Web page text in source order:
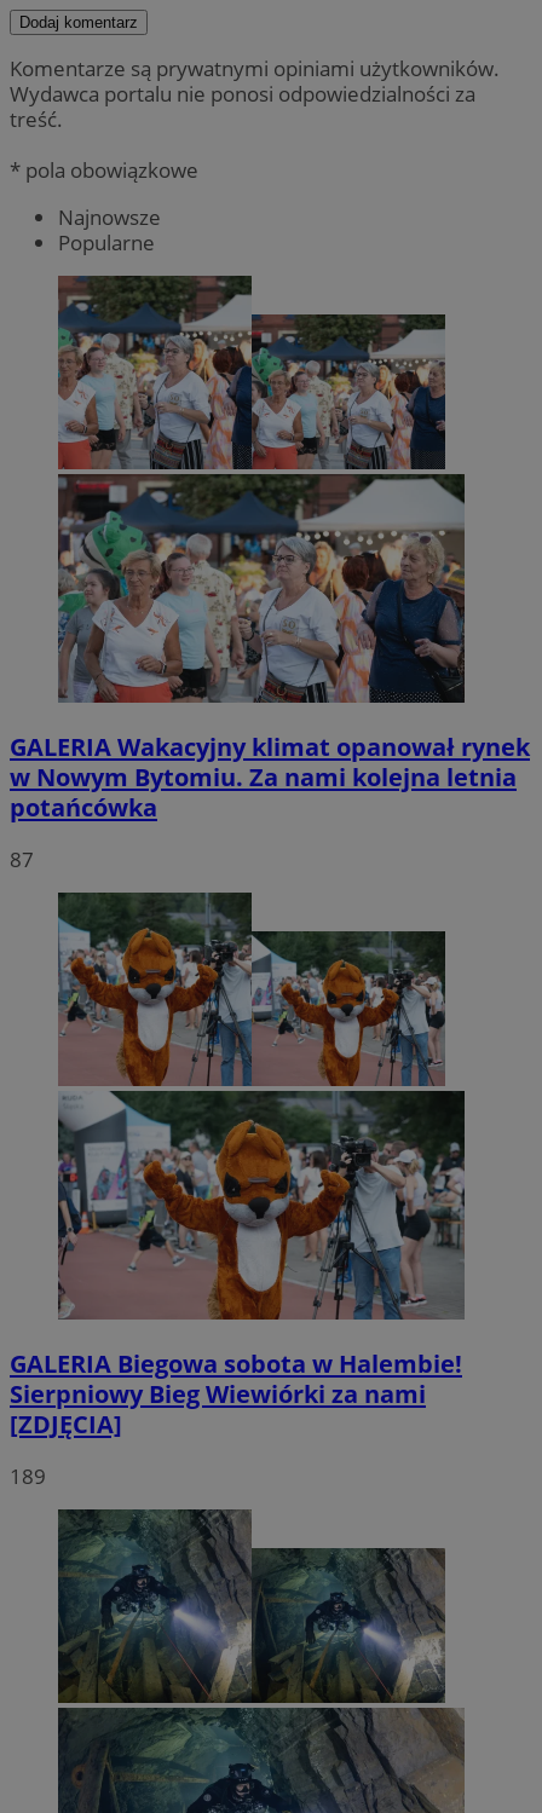
Dodaj komentarz
Komentarze są prywatnymi opiniami użytkowników.
Wydawca portalu nie ponosi odpowiedzialności za
treść.
* pola obowiązkowe
Najnowsze
Popularne
GALERIAWakacyjny klimat opanował rynek
w Nowym Bytomiu. Za nami kolejna letnia
potańcówka
87
GALERIA Biegowa sobota w Halembie!
Sierpniowy Bieg Wiewiórki za nami
[ZDJĘCIA]
189